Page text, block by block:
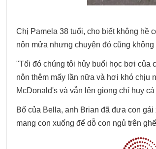
Chị Pamela 38 tuổi, cho biết không hề
nôn mửa nhưng chuyện đó cũng không
"Tối đó chúng tôi hủy buổi học bơi của
nôn thêm mấy lần nữa và hơi khó chịu
McDonald's và vẫn lên giọng chỉ huy
Bố của Bella, anh Brian đã đưa con
mang con xuống để dỗ con ngủ trên